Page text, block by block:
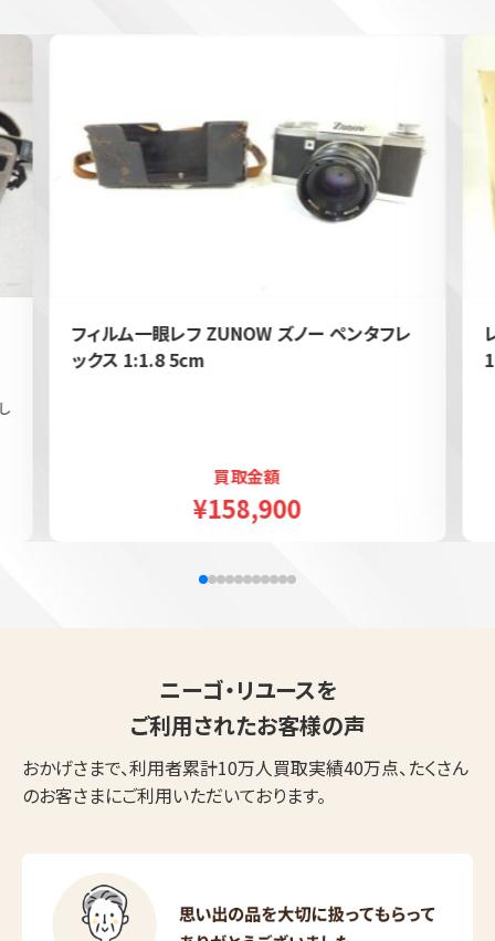
フィルム一眼レフ ZUNOW ズノー ペンタフレ
ックス 1:1.8 5cm
買取金額
¥158,900
ニーゴ・リユースを
ご利用されたお客様の声
おかげさまで、利用者累計10万人買取実績40万点、たくさん
のお客さまにご利用いただいております。